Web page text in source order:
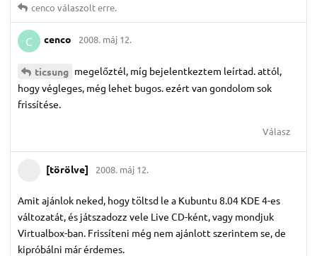
cenco válaszolt erre.
C cenco 2008. máj 12.
ticsung megelőztél, míg bejelentkeztem leírtad. attól,
hogy végleges, még lehet bugos. ezért van gondolom sok
frissítése.
Válasz
[törölve] 2008. máj 12.
Amit ajánlok neked, hogy töltsd le a Kubuntu 8.04 KDE 4-es
változatát, és játszadozz vele Live CD-ként, vagy mondjuk
Virtualbox-ban. Frissíteni még nem ajánlott szerintem se, de
kipróbálni már érdemes.